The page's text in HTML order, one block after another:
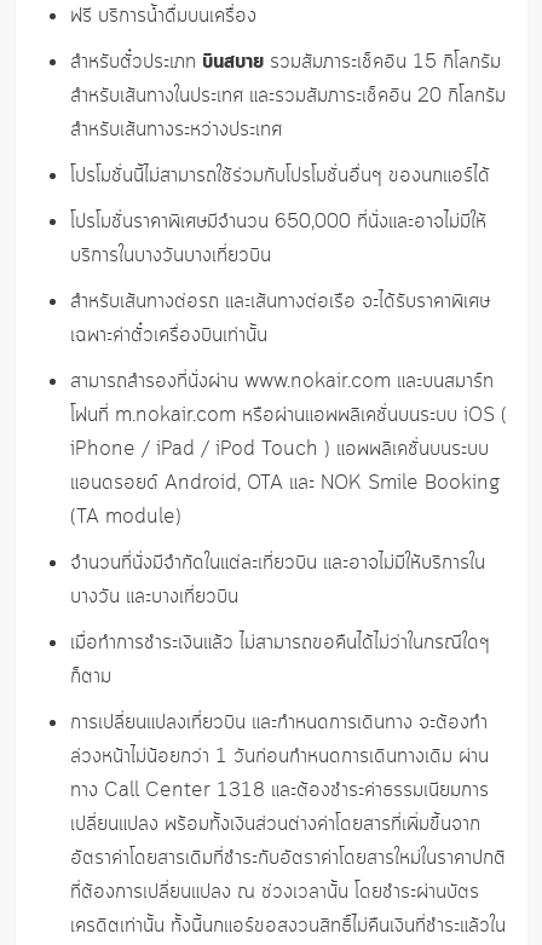
ฟรี บริการน้ำดื่มบนเครื่อง
สำหรับตั๋วประเภท บินสบายรวมสัมภาระเช็คอิน 15 กิโลกรัม
สำหรับเส้นทางในประเทศ และรวมสัมภาระเช็คอิน 20 กิโลกรัม
สำหรับเส้นทางระหว่างประเทศ
โปรโมชั่นนี้ไม่สามารถใช้ร่วมกับโปรโมชั่นอื่นๆ ของนกแอร์ได้
โปรโมชั่นราคาพิเศษมีจำนวน 650,000 ที่นั่งและอาจไม่มีให้
บริการในบางวันบางเที่ยวบิน
สำหรับเส้นทางต่อรถ และเส้นทางต่อเรือ จะได้รับราคาพิเศษ
เฉพาะค่าตั๋วเครื่องบินเท่านั้น
สามารถสำรองที่นั่งผ่าน www.nokair.com และบนสมาร์ท
โฟนที่ m.nokair.com หรือผ่านแอพพลิเคชั่นบนระบบ iOS (
iPhone / iPad / iPod Touch ) แอพพลิเคชั่นบนระบบ
แอนดรอยด์ Android, OTA และ NOK Smile Booking
(TA module)
จำนวนที่นั่งมีจำกัดในแต่ละเที่ยวบิน และอาจไม่มีให้บริการใน
บางวัน และบางเที่ยวบิน
เมื่อทำการชำระเงินแล้ว ไม่สามารถขอคืนได้ไม่ว่าในกรณีใดๆ
ก็ตาม
การเปลี่ยนแปลงเที่ยวบิน และกำหนดการเดินทาง จะต้องทำ
ล่วงหน้าไม่น้อยกว่า 1 วันก่อนกำหนดการเดินทางเดิม ผ่าน
ทาง Call Center 1318 และต้องชำระค่าธรรมเนียมการ
เปลี่ยนแปลง พร้อมทั้งเงินส่วนต่างค่าโดยสารที่เพิ่มขึ้นจาก
อัตราค่าโดยสารเดิมที่ชำระกับอัตราค่าโดยสารใหม่ในราคาปกติ
ที่ต้องการเปลี่ยนแปลง ณ ช่วงเวลานั้น โดยชำระผ่านบัตร
เครดิตเท่านั้น ทั้งนี้นกแอร์ขอสงวนสิทธิ์ไม่คืนเงินที่ชำระแล้วใน